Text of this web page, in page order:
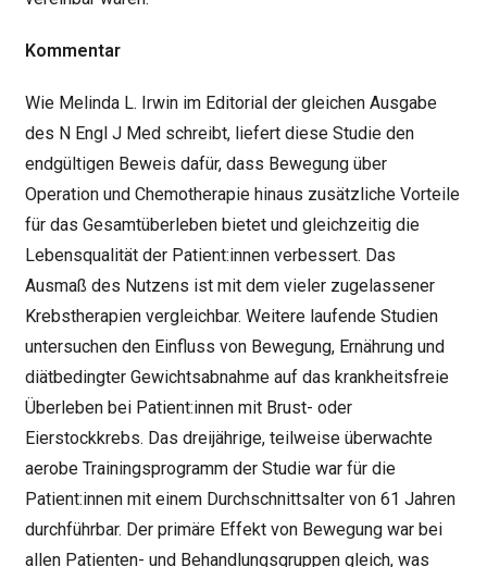
Kommentar
Wie Melinda L. Irwin im Editorial der gleichen Ausgabe
des N Engl J Med schreibt, liefert diese Studie den
endgültigen Beweis dafür, dass Bewegung über
Operation und Chemotherapie hinaus zusätzliche Vorteile
für das Gesamtüberleben bietet und gleichzeitig die
Lebensqualität der Patient:innen verbessert. Das
Ausmaß des Nutzens ist mit dem vieler zugelassener
Krebstherapien vergleichbar. Weitere laufende Studien
untersuchen den Einfluss von Bewegung, Ernährung und
diätbedingter Gewichtsabnahme auf das krankheitsfreie
Überleben bei Patient:innen mit Brust- oder
Eierstockkrebs. Das dreijährige, teilweise überwachte
aerobe Trainingsprogramm der Studie war für die
Patient:innen mit einem Durchschnittsalter von 61 Jahren
durchführbar. Der primäre Effekt von Bewegung war bei
allen Patienten- und Behandlungsgruppen gleich, was